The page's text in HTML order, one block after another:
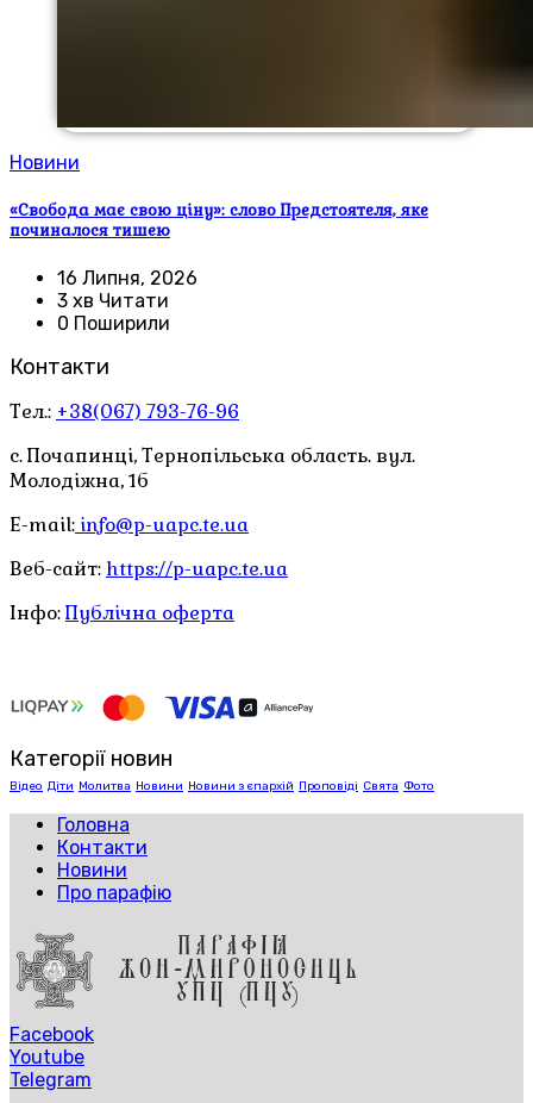
Новини
«Свобода має свою ціну»: слово Предстоятеля, яке
починалося тишею
16 Липня, 2026
3 хв Читати
0 Поширили
Контакти
Тел.: +38(067) 793-76-96
с. Почапинці, Тернопільська область. вул.
Молодіжна, 1б
E-mail: info@p-uapc.te.ua
Веб-сайт: https://p-uapc.te.ua
Інфо:Публічна оферта
Категорії новин
Відео Діти Молитва Новини Новини з єпархій Проповіді Свята Фото
Головна
Контакти
Новини
Про парафію
Facebook
Youtube
Telegram